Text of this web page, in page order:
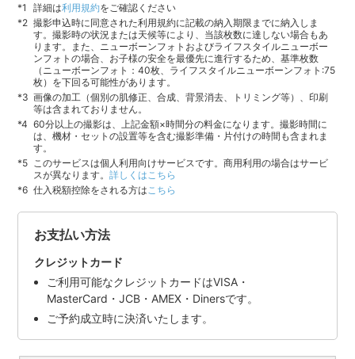
詳細は利用規約をご確認ください
撮影申込時に同意された利用規約に記載の納入期限までに納入しま
す。撮影時の状況または天候等により、当該枚数に達しない場合もあ
ります。また、ニューボーンフォトおよびライフスタイルニューボー
ンフォトの場合、お子様の安全を最優先に進行するため、基準枚数
（ニューボーンフォト：40枚、ライフスタイルニューボーンフォト:75
枚）を下回る可能性があります。
画像の加工（個別の肌修正、合成、背景消去、トリミング等）、印刷
等は含まれておりません。
60分以上の撮影は、上記金額×時間分の料金になります。撮影時間に
は、機材・セットの設置等を含む撮影準備・片付けの時間も含まれま
す。
このサービスは個人利用向けサービスです。商用利用の場合はサービ
スが異なります。詳しくはこちら
仕入税額控除をされる方は こちら
お支払い方法
クレジットカード
ご利用可能なクレジットカードはVISA・
MasterCard・JCB・AMEX・Dinersです。
ご予約成立時に決済いたします。